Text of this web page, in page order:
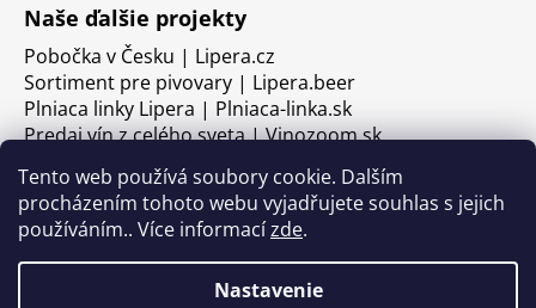
Tento web používá soubory cookie. Dalším
procházením tohoto webu vyjadřujete souhlas s jejich
používáním.. Více informacízde.
Nastavenie
Naše ďalšie projekty
Pobočka v Česku | Lipera.cz
Sortiment pre pivovary | Lipera.beer
Plniaca linky Lipera | Plniaca-linka.sk
Predaj vín z celého sveta | Vinozoom.sk